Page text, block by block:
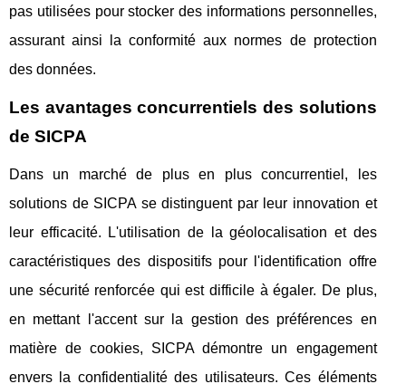
pas utilisées pour stocker des informations personnelles,
assurant ainsi la conformité aux normes de protection
des données.
Les avantages concurrentiels des solutions
de SICPA
Dans un marché de plus en plus concurrentiel, les
solutions de SICPA se distinguent par leur innovation et
leur efficacité. L'utilisation de la géolocalisation et des
caractéristiques des dispositifs pour l'identification offre
une sécurité renforcée qui est difficile à égaler. De plus,
en mettant l'accent sur la gestion des préférences en
matière de cookies, SICPA démontre un engagement
envers la confidentialité des utilisateurs. Ces éléments